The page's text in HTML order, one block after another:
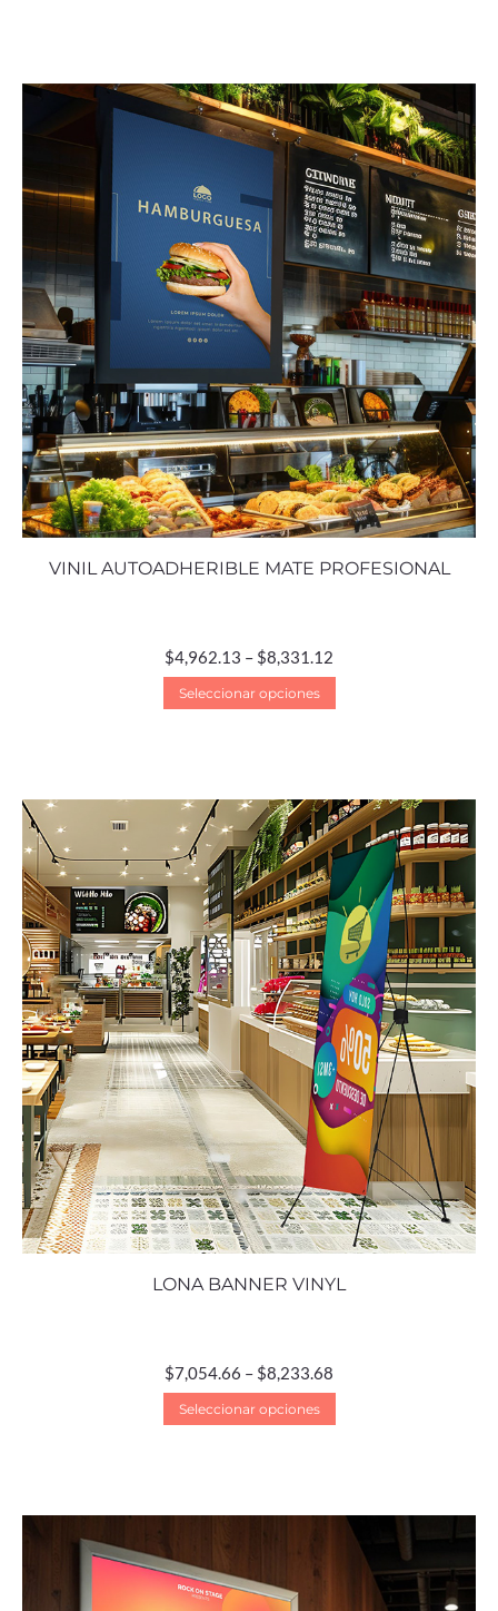
VINIL AUTOADHERIBLE MATE PROFESIONAL
$4,962.13 – $8,331.12
Seleccionar opciones
LONA BANNER VINYL
$7,054.66 – $8,233.68
Seleccionar opciones